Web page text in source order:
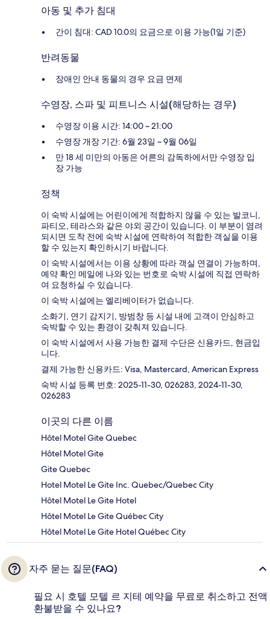
아동 및 추가 침대
간이 침대: CAD 10.0의 요금으로 이용 가능(1일 기준)
반려동물
장애인 안내 동물의 경우 요금 면제
수영장, 스파 및 피트니스 시설(해당하는 경우)
수영장 이용 시간: 14:00 ~ 21:00
수영장 개장 기간: 6월 23일 ~ 9월 06일
만 18 세 미만의 아동은 어른의 감독하에서만 수영장 입
장 가능
정책
이 숙박 시설에는 어린이에게 적합하지 않을 수 있는 발코니,
파티오, 테라스와 같은 야외 공간이 있습니다. 이 부분이 염려
되시면 도착 전에 숙박 시설에 연락하여 적합한 객실을 이용
할 수 있는지 확인하시기 바랍니다.
이 숙박 시설에서는 이용 상황에 따라 객실 연결이 가능하며,
예약 확인 메일에 나와 있는 번호로 숙박 시설에 직접 연락하
여 요청하실 수 있습니다.
이 숙박 시설에는 엘리베이터가 없습니다.
소화기, 연기 감지기, 방범창 등 시설 내에 고객이 안심하고
숙박할 수 있는 환경이 갖춰져 있습니다.
이 숙박 시설에서 사용 가능한 결제 수단은 신용카드, 현금입
니다.
결제 가능한 신용카드: Visa, Mastercard, American Express
숙박 시설 등록 번호: 2025-11-30, 026283, 2024-11-30,
026283
이곳의 다른 이름
Hôtel Motel Gite Quebec
Hôtel Motel Gite
Gite Quebec
Hotel Motel Le Gite Inc. Quebec/Quebec City
Hôtel Motel Le Gite Hotel
Hôtel Motel Le Gite Québec City
Hôtel Motel Le Gite Hotel Québec City
자주 묻는 질문(FAQ)
필요 시 호텔 모텔 르 지테 예약을 무료로 취소하고 전액
환불받을 수 있나요?